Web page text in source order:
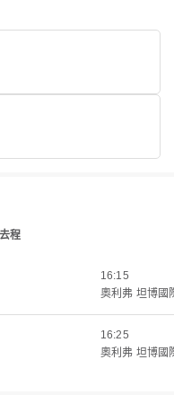
去程
16:15
奧利弗 坦博國
16:25
奧利弗 坦博國